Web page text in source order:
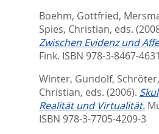
Boehm, Gottfried,
Spies, Christian, eds.
Zwischen Evidenz und
Fink. ISBN 978-3-8467-
Winter, Gundolf,
Christian, eds. (2006).
Realität und Virtualität.
ISBN 978-3-7705-4209-3